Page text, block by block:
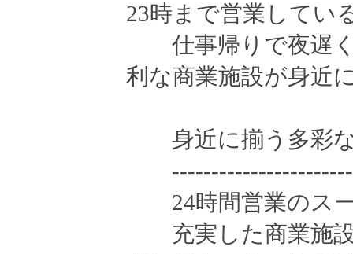
23時まで営業してい
仕事帰りで夜遅く
利な商業施設が身近
身近に揃う多彩な
24時間営業のスー
充実した商業施設